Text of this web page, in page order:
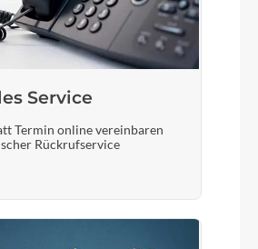
Service
Termin online vereinbaren
Rückrufservice